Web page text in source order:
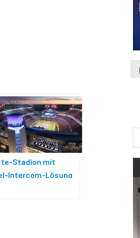
Stadion mit
Intercom-Lösung